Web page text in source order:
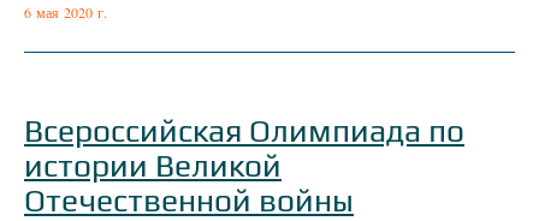
6 мая 2020 г.
Всероссийская Олимпиада по
истории Великой
Отечественной войны